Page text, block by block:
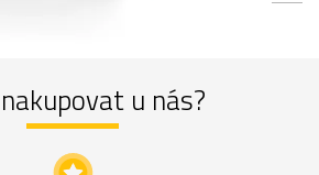
nakupovat u nás?